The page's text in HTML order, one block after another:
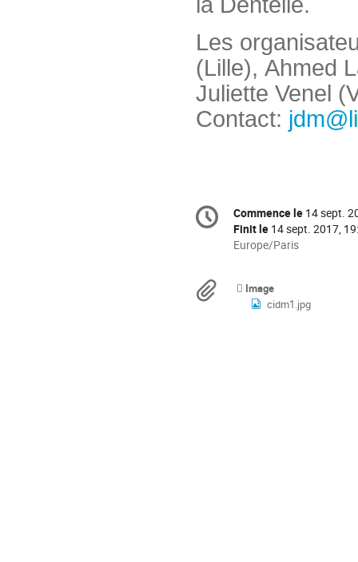
Les
(Lille), Ahmed
Juliette Venel
Contact:
Information
de
Date/Heure
Commence le 14 sept.
Finit le 14 sept. 2017,
Toutes
sont
Europe/Paris
Documents
Image
cidm1.jpg